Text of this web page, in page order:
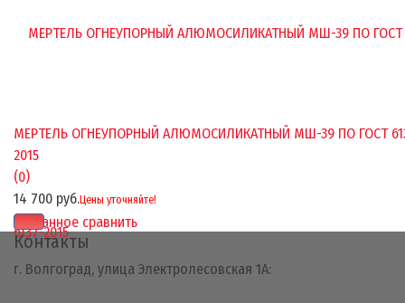
избранное сравнить
МЕРТЕЛЬ ОГНЕУПОРНЫЙ АЛЮМОСИЛИКАТНЫЙ МШ-39 ПО ГОСТ
2015
(0)
14 700 руб.Цены уточняйте!
Контакты
г. Волгоград, улица Электролесовская 1А: